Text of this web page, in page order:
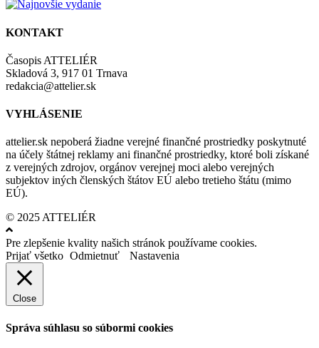
KONTAKT
Časopis ATTELIÉR
Skladová 3, 917 01 Trnava
redakcia@attelier.sk
VYHLÁSENIE
attelier.sk nepoberá žiadne verejné finančné prostriedky poskytnuté
na účely štátnej reklamy ani finančné prostriedky, ktoré boli získané
z verejných zdrojov, orgánov verejnej moci alebo verejných
subjektov iných členských štátov EÚ alebo tretieho štátu (mimo
EÚ).
© 2025 ATTELIÉR
Pre zlepšenie kvality našich stránok používame cookies.
Prijať všetko Odmietnuť Nastavenia
Close
Správa súhlasu so súbormi cookies